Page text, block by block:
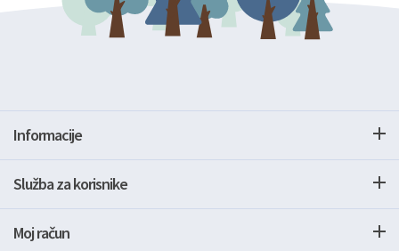
Informacije
Služba za korisnike
Moj račun